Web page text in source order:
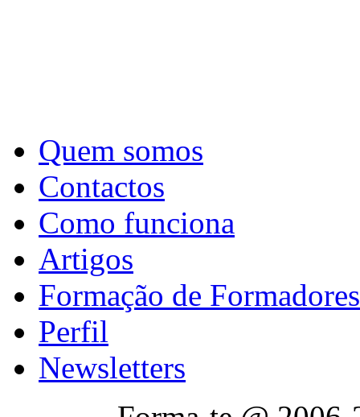
Quem somos
Contactos
Como funciona
Artigos
Formação de Formadores
Perfil
Newsletters